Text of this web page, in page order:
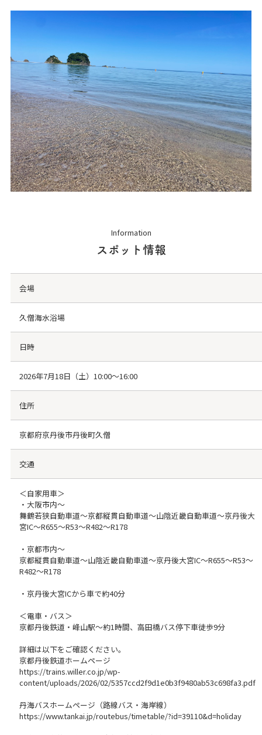
Information
スポット情報
会場
久僧海水浴場
日時
2026年7月18日（土）10:00～16:00
住所
京都府京丹後市丹後町久僧
交通
＜自家用車＞
・大阪市内～
舞鶴若狭自動車道～京都縦貫自動車道～山陰近畿自動車道～京丹後大
宮IC～R655～R53～R482～R178
・京都市内～
京都縦貫自動車道～山陰近畿自動車道～京丹後大宮IC～R655～R53～
R482～R178
・京丹後大宮ICから車で約40分
＜電車・バス＞
京都丹後鉄道・峰山駅～約1時間、高田橋バス停下車徒歩9分
詳細は以下をご確認ください。
京都丹後鉄道ホームページ
https://trains.willer.co.jp/wp-
content/uploads/2026/02/5357ccd2f9d1e0b3f9480ab53c698fa3.pdf
丹海バスホームページ（路線バス・海岸線）
https://www.tankai.jp/routebus/timetable/?id=39110&d=holiday